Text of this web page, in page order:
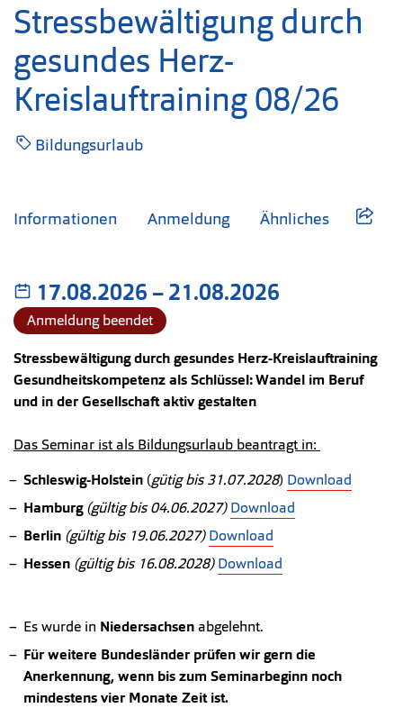
Stressbewältigung durch
gesundes Herz-
Kreislauftraining 08/26
Bildungsurlaub
Informationen Anmeldung Ähnliches
17.08.2026–bis
21.08.2026
Anmeldung beendet
Stressbewältigung durch gesundes Herz-Kreislauftraining
Gesundheitskompetenz als Schlüssel: Wandel im Beruf
und in der Gesellschaft aktiv gestalten
Das Seminar ist als Bildungsurlaub beantragt in:
Schleswig-Holstein (gütig bis 31.07.2028) Download
Hamburg(gültig bis 04.06.2027)Download
Berlin (gültig bis 19.06.2027)Download
Hessen (gültig bis 16.08.2028)Download
Es wurde in Niedersachsenabgelehnt.
Für weitere Bundesländer prüfen wir gern die
Anerkennung, wenn bis zum Seminarbeginn noch
mindestens vier Monate Zeit ist.